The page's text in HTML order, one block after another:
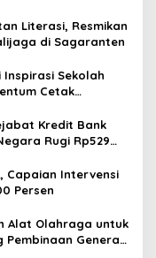
Literasi, Resmikan
di Sagaranten
Inspirasi Sekolah
Cetak
Kredit Bank
Rugi Rp529
Capaian Intervensi
Persen
Alat Olahraga untuk
Generasi